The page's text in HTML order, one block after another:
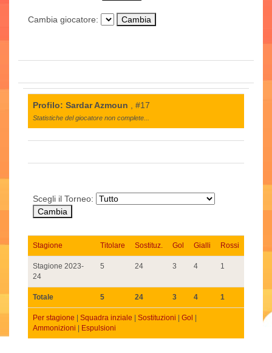
Cambia giocatore:
Profilo: Sardar Azmoun , #17
Statistiche del giocatore non complete...
Scegli il Torneo:
Stagione Titolare Sostituz. Gol Gialli Rossi
Stagione 2023-
24
5 24 3 4 1
Totale 5 24 3 4 1
Per stagione Squadra inziale Sostituzioni Gol
Ammonizioni
Espulsioni